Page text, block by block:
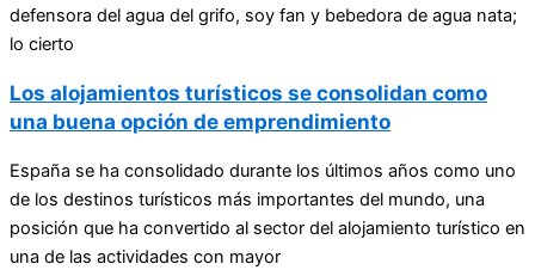
defensora del agua del grifo, soy fan y bebedora de agua nata;
lo cierto
Los alojamientos turísticos se consolidan como
una buena opción de emprendimiento
España se ha consolidado durante los últimos años como uno
de los destinos turísticos más importantes del mundo, una
posición que ha convertido al sector del alojamiento turístico en
una de las actividades con mayor